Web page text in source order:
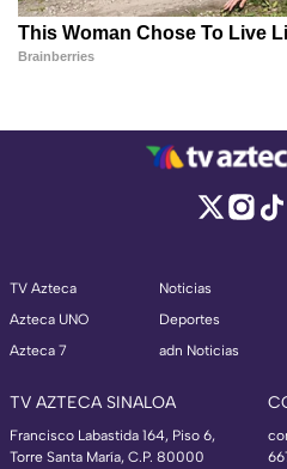
TV Azteca
Azteca UNO
Azteca 7
Noticias
Deportes
adn Noticias
TV AZTECA SINALOA
Francisco Labastida 164, Piso 6,
Torre Santa María, C.P. 80000